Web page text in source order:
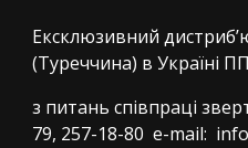
Ексклюзивний
(Туреччина) в Україні
з питань співпраці
79, 257-18-80 e-mail: